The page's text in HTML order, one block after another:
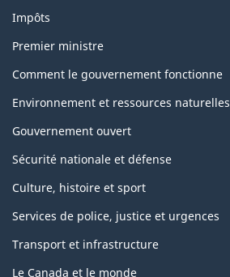
Impôts
Premier ministre
Comment le gouvernement fonctionne
Environnement et ressources naturelles
Gouvernement ouvert
Sécurité nationale et défense
Culture, histoire et sport
Services de police, justice et urgences
Transport et infrastructure
Le Canada et le monde